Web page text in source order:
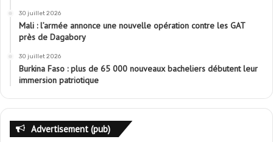
30 juillet 2026
Mali : l’armée annonce une nouvelle opération contre les GAT
près de Dagabory
30 juillet 2026
Burkina Faso : plus de 65 000 nouveaux bacheliers débutent leur
immersion patriotique
Advertisement (pub)